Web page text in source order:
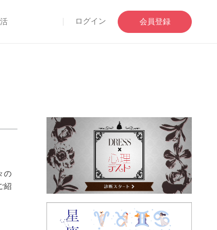
ログイン 会員登録
の
紹